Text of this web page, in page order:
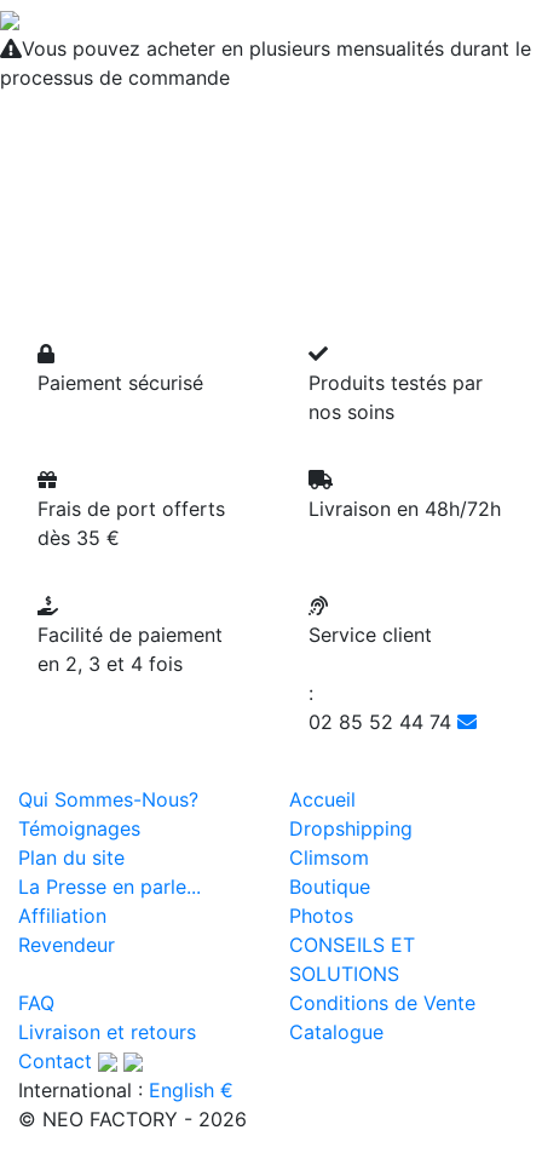
Vous pouvez acheter en plusieurs mensualités durant le
processus de commande
Paiement sécurisé
Produits testés par
nos soins
Frais de port offerts
dès 35 €
Livraison en 48h/72h
Facilité de paiement
en 2, 3 et 4 fois
Service client
:
02 85 52 44 74
Qui Sommes-Nous?
Accueil
Témoignages
Dropshipping
Plan du site
Climsom
La Presse en parle...
Boutique
Affiliation
Photos
Revendeur
CONSEILS ET
SOLUTIONS
FAQ
Conditions de Vente
Livraison et retours
Catalogue
Contact
International : English €
© NEO FACTORY - 2026